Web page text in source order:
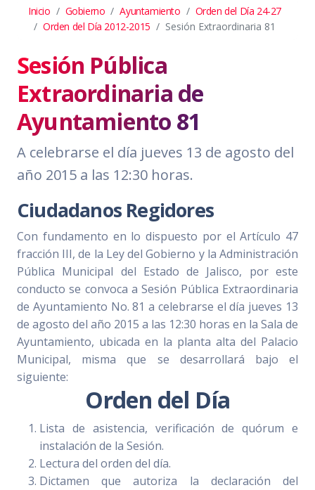
Inicio Gobierno Ayuntamiento
Orden del Día 24-27
Orden del Día 2012-2015
Sesión Extraordinaria 81
Sesión Pública
Extraordinaria de
Ayuntamiento 81
A celebrarse el día jueves 13 de agosto del
año 2015 a las 12:30 horas.
Ciudadanos Regidores
Con fundamento en lo dispuesto por el Artículo 47
fracción III, de la Ley del Gobierno y la Administración
Pública Municipal del Estado de Jalisco, por este
conducto se convoca a Sesión Pública Extraordinaria
de Ayuntamiento No. 81 a celebrarse el día jueves 13
de agosto del año 2015 a las 12:30 horas en la Sala de
Ayuntamiento, ubicada en la planta alta del Palacio
Municipal, misma que se desarrollará bajo el
siguiente:
Orden del Día
Lista de asistencia, verificación de quórum e
instalación de la Sesión.
Lectura del orden del día.
Dictamen que autoriza la declaración del